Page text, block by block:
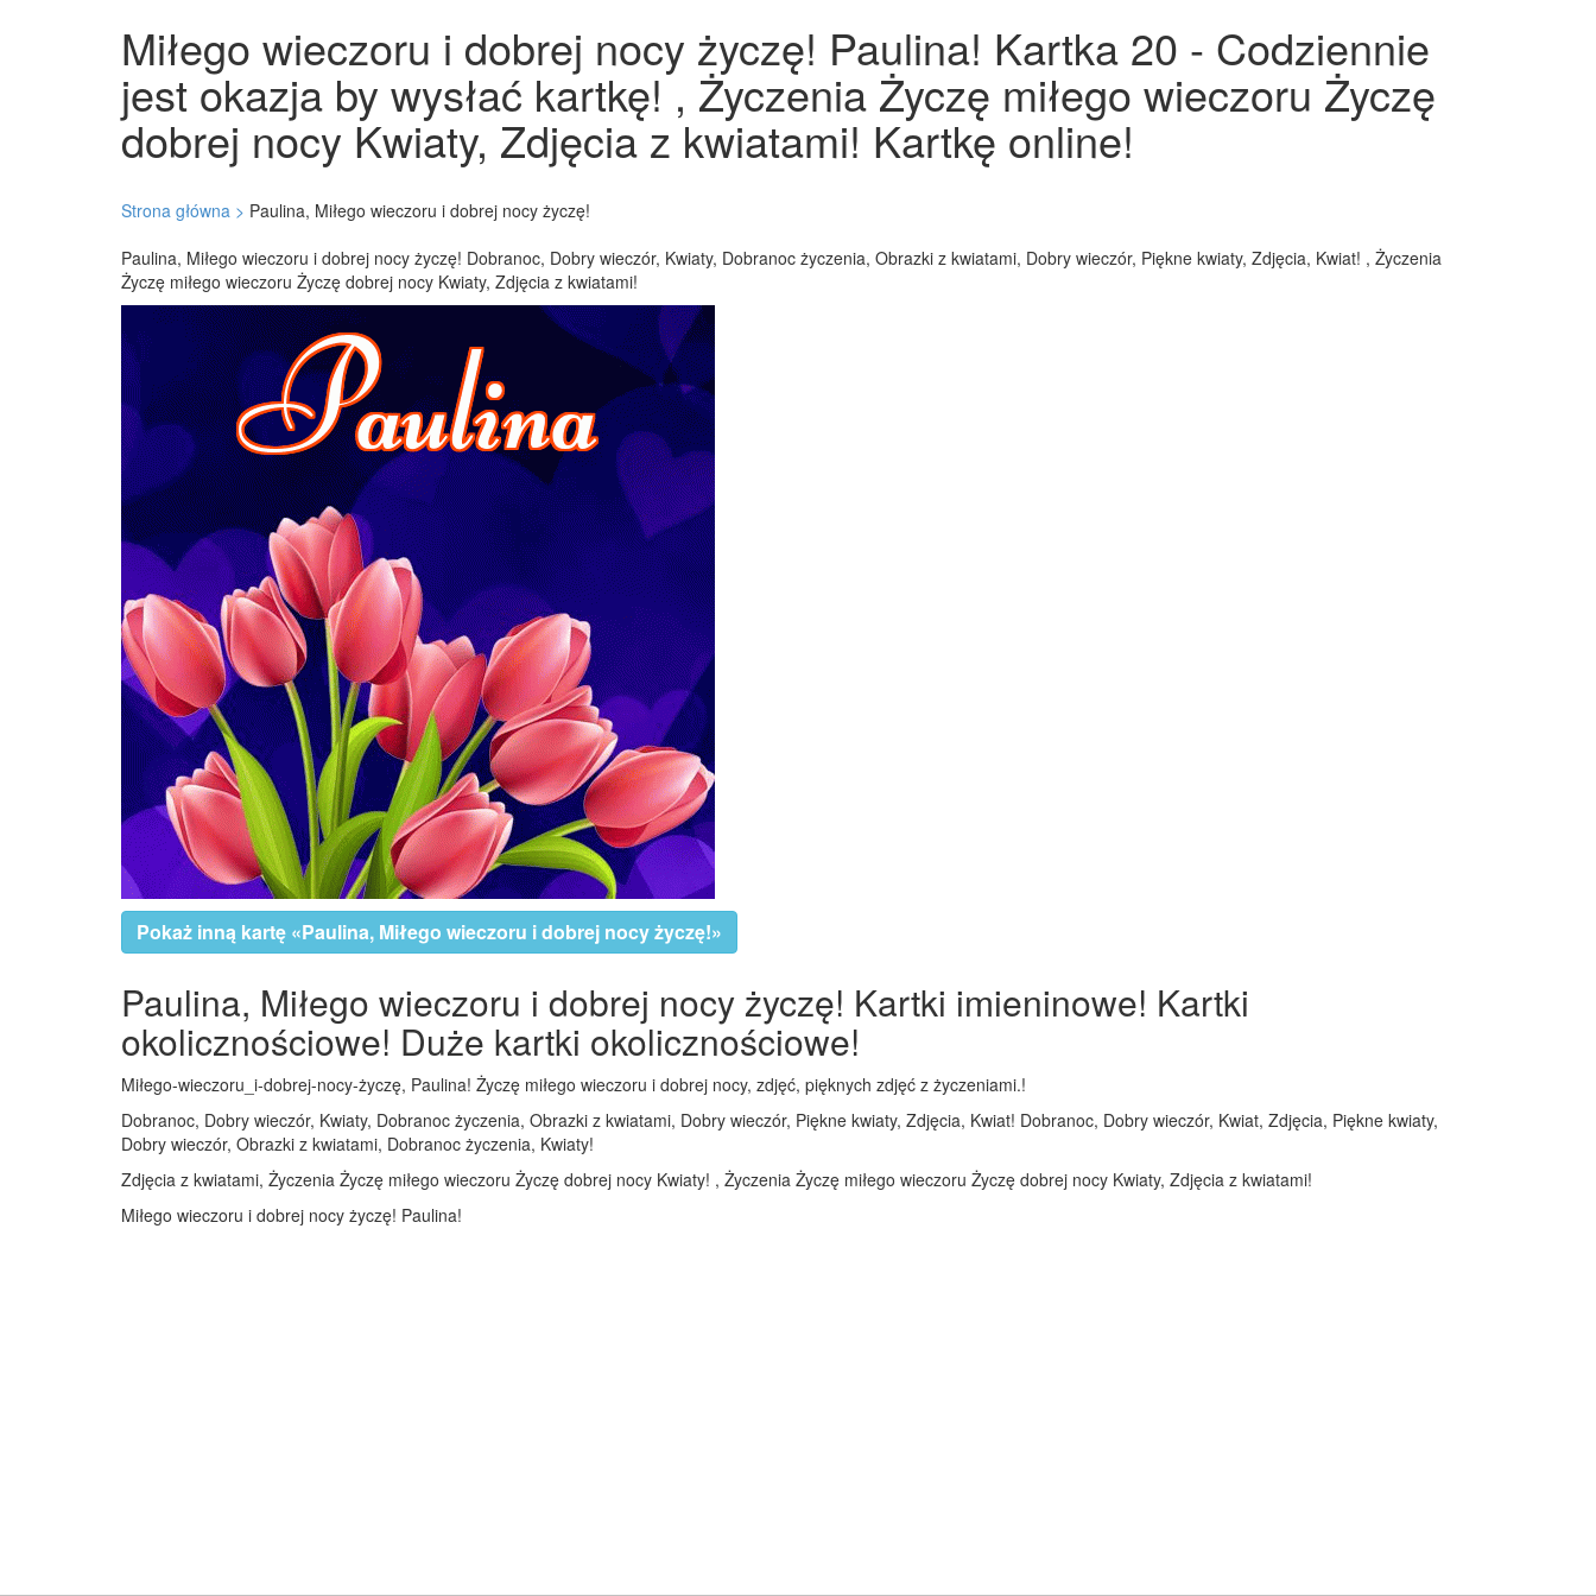
Miłego wieczoru i dobrej nocy życzę! Paulina! Kartka 20 - Codziennie
jest okazja by wysłać kartkę! , Życzenia Życzę miłego wieczoru Życzę
dobrej nocy Kwiaty, Zdjęcia z kwiatami! Kartkę online!
Strona główna > Paulina, Miłego wieczoru i dobrej nocy życzę!
Paulina, Miłego wieczoru i dobrej nocy życzę! Dobranoc, Dobry wieczór, Kwiaty, Dobranoc życzenia, Obrazki z kwiatami, Dobry wieczór, Piękne kwiaty, Zdjęcia, Kwiat! , Życzenia
Życzę miłego wieczoru Życzę dobrej nocy Kwiaty, Zdjęcia z kwiatami!
Pokaż inną kartę «Paulina, Miłego wieczoru i dobrej nocy życzę!»
Paulina, Miłego wieczoru i dobrej nocy życzę! Kartki imieninowe! Kartki
okolicznościowe! Duże kartki okolicznościowe!
Miłego-wieczoru_i-dobrej-nocy-życzę, Paulina! Życzę miłego wieczoru i dobrej nocy, zdjęć, pięknych zdjęć z życzeniami.!
Dobranoc, Dobry wieczór, Kwiaty, Dobranoc życzenia, Obrazki z kwiatami, Dobry wieczór, Piękne kwiaty, Zdjęcia, Kwiat! Dobranoc, Dobry wieczór, Kwiat, Zdjęcia, Piękne kwiaty,
Dobry wieczór, Obrazki z kwiatami, Dobranoc życzenia, Kwiaty!
Zdjęcia z kwiatami, Życzenia Życzę miłego wieczoru Życzę dobrej nocy Kwiaty! , Życzenia Życzę miłego wieczoru Życzę dobrej nocy Kwiaty, Zdjęcia z kwiatami!
Miłego wieczoru i dobrej nocy życzę! Paulina!